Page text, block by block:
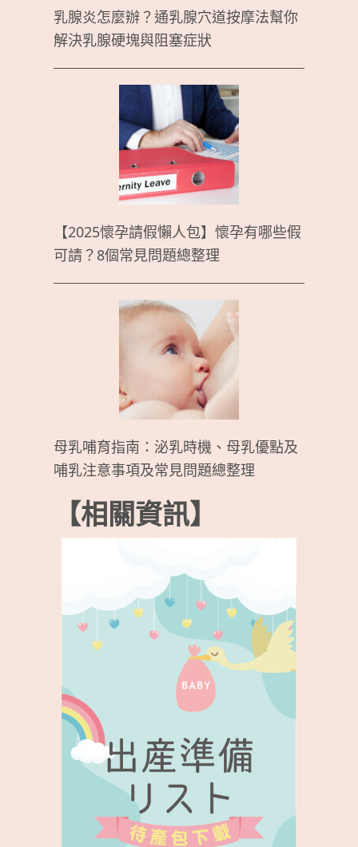
乳腺炎怎麼辦？通乳腺穴道按摩法幫你
解決乳腺硬塊與阻塞症狀
【2025懷孕請假懶人包】懷孕有哪些假
可請？8個常見問題總整理
母乳哺育指南：泌乳時機、母乳優點及
哺乳注意事項及常見問題總整理
【相關資訊】